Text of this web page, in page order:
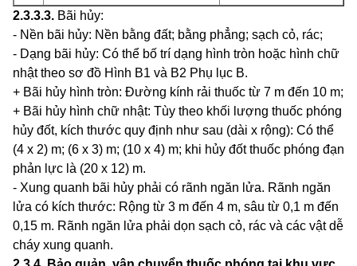
2.3.3.3. Bãi hủy:
- Nền bãi hủy: Nền bằng đất; bằng phẳng; sạch cỏ, rác;
- Dạng bãi hủy: Có thể bố trí dạng hình tròn hoặc hình chữ
nhật theo sơ đồ Hình B1 và B2 Phụ lục B.
+ Bãi hủy hình tròn: Đường kính rải thuốc từ 7 m đến 10 m;
+ Bãi hủy hình chữ nhật: Tùy theo khối lượng thuốc phóng
hủy đốt, kích thước quy định như sau (dài x rộng): Có thể
(4 x 2) m; (6 x 3) m; (10 x 4) m; khi hủy đốt thuốc phóng đạn
phản lực là (20 x 12) m.
- Xung quanh bãi hủy phải có rãnh ngăn l ửa. Rãnh ngăn
lửa có kích thước: Rộng từ 3 m đến 4 m, sâu từ 0,1 m đến
0,15 m. Rãnh ngăn lửa phải dọn sạch cỏ, rác và các vật dễ
cháy xung quanh.